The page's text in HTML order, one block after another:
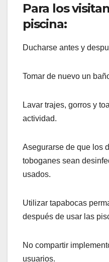
Para los
piscina:
Ducharse antes y
Tomar de nuevo un
Lavar trajes, gorros y
actividad.
Asegurarse de que los
toboganes sean
usados.
Utilizar tapabocas
después de usar las
No compartir
usuarios.